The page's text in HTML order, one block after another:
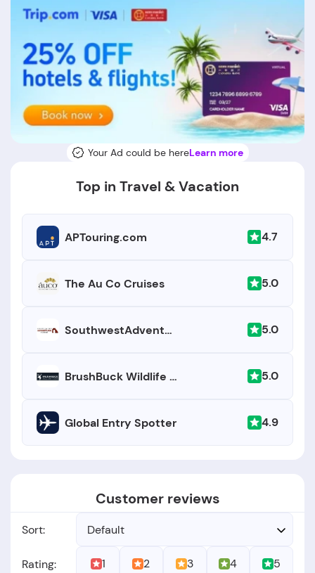
Your Ad could be hereLearn more
Top in Travel & Vacation
APTouring.com 4.7
The Au Co Cruises 5.0
SouthwestAdventureTours.com 5.0
BrushBuck Wildlife Tours 5.0
Global Entry Spotter 4.9
Customer reviews
Sort: Default
Rating: 1 2 3 4 5